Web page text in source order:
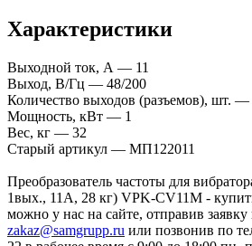
Характеристики
Выходной ток, А — 11
Выход, В/Гц — 48/200
Количество выходов (разъемов), шт. —
Мощность, кВт — 1
Вес, кг — 32
Старый артикул — МП122011
Преобразователь частоты для
1вых., 11A, 28 кг) VPK-CV11M -
можно у нас на сайте, отправив заявку
zakaz@samgrupp.ru или позвонив по